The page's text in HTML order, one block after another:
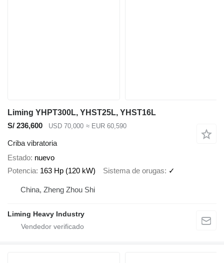
Liming YHPT300L, YHST25L, YHST16L
S/ 236,600
USD 70,000 ≈ EUR 60,590
Criba vibratoria
Estado nuevo
Potencia 163 Hp (120 kW) Sistema de orugas ✓
China, Zheng Zhou Shi
Liming Heavy Industry